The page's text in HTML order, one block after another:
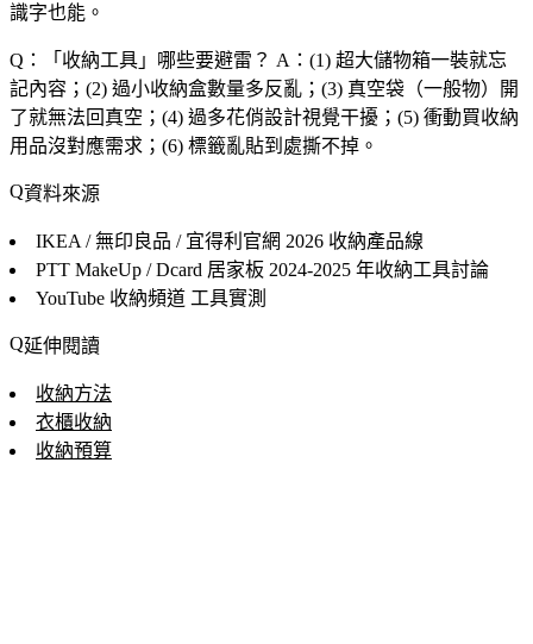
識字也能。
Q：「 收納工具 」哪些要避雷？ A：(1) 超大儲物箱一裝就忘
記內容；(2) 過小收納盒數量多反亂；(3) 真空袋（一般物）開
了就無法回真空；(4) 過多花俏設計視覺干擾；(5) 衝動買收納
用品沒對應需求；(6) 標籤亂貼到處撕不掉。
資料來源
IKEA / 無印良品 / 宜得利官網 2026 收納產品線
PTT MakeUp / Dcard 居家板 2024-2025 年收納工具討論
YouTube 收納頻道 工具實測
延伸閱讀
收納方法
衣櫃收納
收納預算